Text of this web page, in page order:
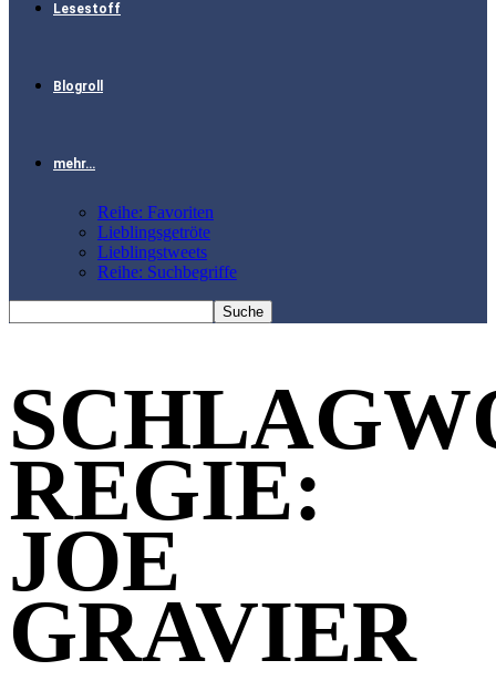
Lesestoff
Blogroll
mehr…
Reihe: Favoriten
Lieblingsgetröte
Lieblingstweets
Reihe: Suchbegriffe
REGIE:
JOE
GRAVIER